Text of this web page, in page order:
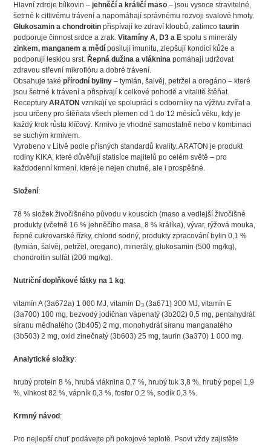
Hlavní zdroje bílkovin –jehněčí a králičí maso – jsou vysoce stravitelné,
šetrné k citlivému trávení a napomáhají správnému rozvoji svalové hmoty.
Glukosamin a chondroitin přispívají ke zdraví kloubů, zatímcotaurin
podporuje činnost srdce a zrak.Vitamíny A, D3 a E spolu s minerály
zinkem, manganem a mědí posilují imunitu, zlepšují kondici kůže a
podporují lesklou srst. Řepná dužina a vláknina pomáhají udržovat
zdravou střevní mikroflóru a dobré trávení.
Obsahuje taképřírodní byliny – tymián, šalvěj, petržel a oregáno – které
jsou šetrné k trávení a přispívají k celkové pohodě a vitalitě štěňat.
RecepturyARATON vznikají ve spolupráci s odborníky na výživu zvířat a
jsou určeny pro štěňata všech plemen od 1 do 12 měsíců věku, kdy je
každý krok růstu klíčový. Krmivo je vhodné samostatně nebo v kombinaci
se suchým krmivem.
Vyrobeno v Litvě podle přísných standardů kvality. ARATON je produkt
rodiny KIKA, které důvěřují statisíce majitelů po celém světě – pro
každodenní krmení, které je nejen chutné, ale i prospěšné.
Složení:
78 % složek živočišného původu v kouscích (maso a vedlejší živočišné
produkty (včetně 16 % jehněčího masa, 8 % králíka), vývar, rýžová mouka,
řepné cukrovarské řízky, chlorid sodný, produkty zpracování bylin 0,1 %
(tymián, šalvěj, petržel, oregano), minerály, glukosamin (500 mg/kg),
chondroitin sulfát (200 mg/kg).
Nutriční doplňkové látky na 1 kg:
vitamín A (3a672a) 1 000 MJ, vitamín D3 (3a671) 300 MJ, vitamín E
(3a700) 100 mg, bezvodý jodičnan vápenatý (3b202) 0,5 mg, pentahydrát
síranu měďnatého (3b405) 2 mg, monohydrát síranu manganatého
(3b503) 2 mg, oxid zinečnatý (3b603) 25 mg, taurin (3a370) 1 000 mg.
Analytické složky:
hrubý protein 8 %, hrubá vláknina 0,7 %, hrubý tuk 3,8 %, hrubý popel 1,9
%, vlhkost 82 %, vápník 0,3 %, fosfor 0,2 %, sodík 0,3 %.
Krmný návod :
Pro nejlepší chuť podávejte při pokojové teplotě. Psovi vždy zajistěte